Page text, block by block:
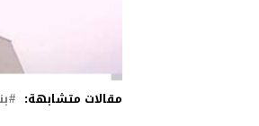
مقالات متشابهة: